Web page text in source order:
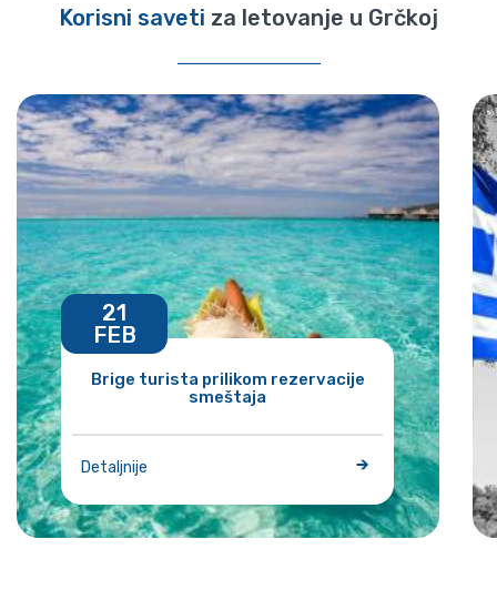
Korisni saveti za letovanje u Grčkoj
Brige turista prilikom rezervacije
smeštaja
Detaljnije
21
FEB